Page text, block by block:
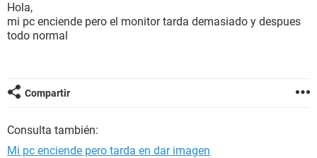
Hola,
mi pc enciende pero el monitor tarda demasiado y despues
todo normal
Compartir
Consulta también:
Mi pc enciende pero tarda en dar imagen